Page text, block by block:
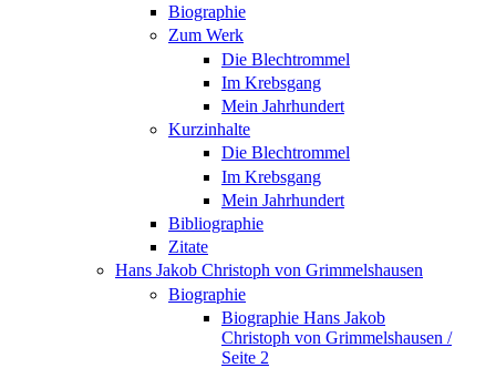
Biographie
Zum Werk
Die Blechtrommel
Im Krebsgang
Mein Jahrhundert
Kurzinhalte
Die Blechtrommel
Im Krebsgang
Mein Jahrhundert
Bibliographie
Zitate
Hans Jakob Christoph von Grimmelshausen
Biographie
Biographie Hans Jakob
Christoph von Grimmelshausen /
Seite 2